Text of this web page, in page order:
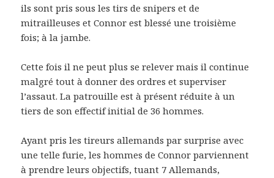
ils sont pris sous les tirs de snipers et de
mitrailleuses et Connor est blessé une troisième
fois; à la jambe.
Cette fois il ne peut plus se relever mais il continue
malgré tout à donner des ordres et superviser
l’assaut. La patrouille est à présent réduite à un
tiers de son effectif initial de 36 hommes.
Ayant pris les tireurs allemands par surprise avec
une telle furie, les hommes de Connor parviennent
à prendre leurs objectifs, tuant 7 Allemands,